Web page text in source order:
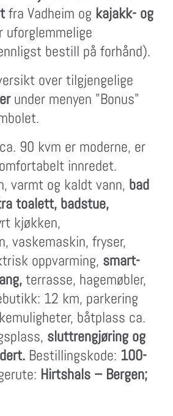
fra Vadheim og kajakk- og
uforglemmelige
bestill på forhånd).
over tilgjengelige
under menyen "Bonus"
90 kvm er moderne, er
innredet.
varmt og kaldt vann, bad
toalett, badstue,
kjøkken,
vaskemaskin, fryser,
oppvarming, smart-
terrasse, hagemøbler,
12 km, parkering
båtplass ca.
sluttrengjøring og
Bestillingskode: 100-
Hirtshals – Bergen;